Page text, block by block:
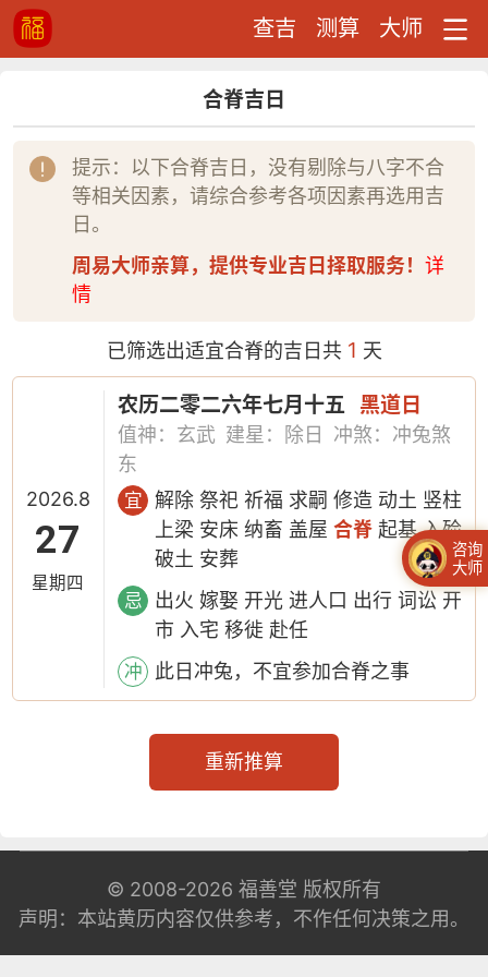
查吉 测算 大师
合脊吉日
提示：以下合脊吉日，没有剔除与八字不合
等相关因素，请综合参考各项因素再选用吉
日。
周易大师亲算，提供专业吉日择取服务！ 详
情
已筛选出适宜合脊的吉日共1 天
2026.8
27
星期四
农历二零二六年七月十五 黑道日
值神：玄武 建星：除日
冲煞：冲兔煞
东
宜
解除 祭祀 祈福 求嗣 修造 动土 竖柱
上梁 安床 纳畜 盖屋合脊 起基 入殓
破土 安葬
忌
出火 嫁娶 开光 进人口 出行 词讼 开
市 入宅 移徙 赴任
冲 此日冲兔，不宜参加合脊之事
重新推算
© 2008-2026 福善堂 版权所有
声明：本站黄历内容仅供参考，不作任何决策之用。
咨询
大师